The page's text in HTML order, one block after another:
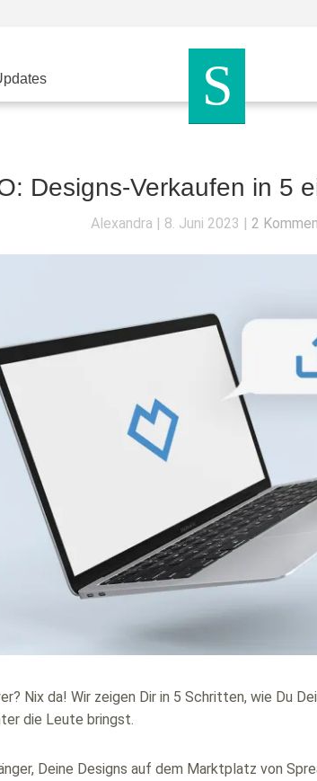
Designs-Verkaufen in 5
Alexandra 8. Juni 2023 2
Nix da! Wir zeigen Dir in 5 Schritten, wie Du
die Leute bringst.
Deine Designs auf dem Marktplatz von